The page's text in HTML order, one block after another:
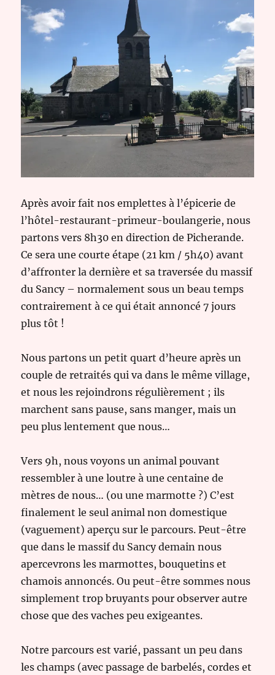
Après avoir fait nos emplettes à l’épicerie de
l’hôtel-restaurant-primeur-boulangerie, nous
partons vers 8h30 en direction de Picherande.
Ce sera une courte étape (21 km / 5h40) avant
d’affronter la dernière et sa traversée du massif
du Sancy – normalement sous un beau temps
contrairement à ce qui était annoncé 7 jours
plus tôt !
Nous partons un petit quart d’heure après un
couple de retraités qui va dans le même village,
et nous les rejoindrons régulièrement ; ils
marchent sans pause, sans manger, mais un
peu plus lentement que nous…
Vers 9h, nous voyons un animal pouvant
ressembler à une loutre à une centaine de
mètres de nous… (ou une marmotte ?) C’est
finalement le seul animal non domestique
(vaguement) aperçu sur le parcours. Peut-être
que dans le massif du Sancy demain nous
apercevrons les marmottes, bouquetins et
chamois annoncés. Ou peut-être sommes nous
simplement trop bruyants pour observer autre
chose que des vaches peu exigeantes.
Notre parcours est varié, passant un peu dans
les champs (avec passage de barbelés, cordes et